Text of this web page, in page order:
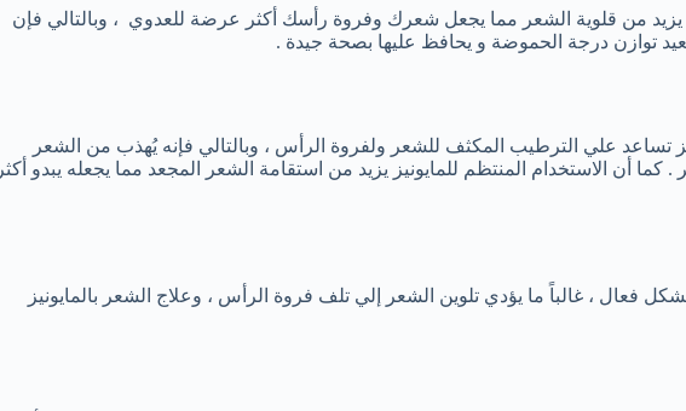
من قلوية الشعر مما يجعل شعرك وفروة رأسك أكثر عرضة للعدوي ، وبالتالي فإن
توازن درجة الحموضة و يحافظ عليها بصحة جيدة .
تساعد علي الترطيب المكثف للشعر ولفروة الرأس ، وبالتالي فإنه يُهذب من الشعر
أن الاستخدام المنتظم للمايونيز يزيد من استقامة الشعر المجعد مما يجعله يبدو أكثر
فعال ، غالباً ما يؤدي تلوين الشعر إلي تلف فروة الرأس ، وعلاج الشعر بالمايونيز